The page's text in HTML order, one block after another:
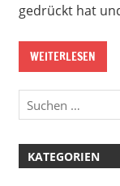
gedrückt hat
WEITERLESEN
KATEGORIEN